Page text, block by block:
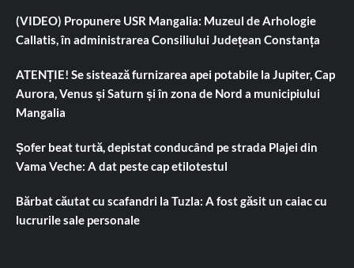
(VIDEO) Propunere USR Mangalia: Muzeul de Arhologie
Callatis, în administrarea Consiliului Județean Constanța
ATENȚIE! Se sistează furnizarea apei potabile la Jupiter, Cap
Aurora, Venus și Saturn și în zona de Nord a municipiului
Mangalia
Șofer beat turtă, depistat conducând pe strada Plajei din
Vama Veche: A dat peste cap etilotestul
Bărbat căutat cu scafandri la Tuzla: A fost găsit un caiac cu
lucrurile sale personale